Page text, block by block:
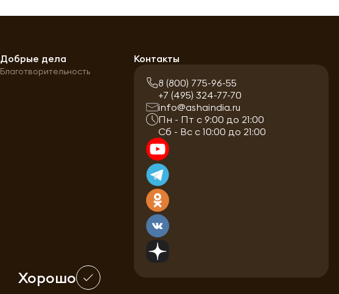
Добрые дела
Благотворительность
Контакты
8 (800) 775-96-55
+7 (495) 324-77-70
info@ashaindia.ru
Пн - Пт с 9:00 до 21:00
Сб - Вс с 10:00 до 21:00
Хорошо